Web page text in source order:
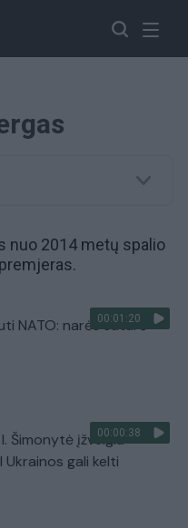
nuo 2014 metų spalio
00:01:20
NATO: narės sutarė
00:00:38
Šimonytė įžvelgia
gali kelti